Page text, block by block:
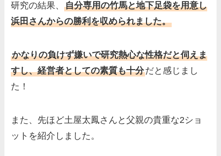
研究の結果、自分専用の竹馬と地下足袋を用意し
浜田さんからの勝利を収められました。
かなりの負けず嫌いで研究熱心な性格だと伺えま
すし、経営者としての素質も十分だと感じまし
た！
また、先ほど土屋太鳳さんと父親の貴重な2ショ
ットを紹介しました。